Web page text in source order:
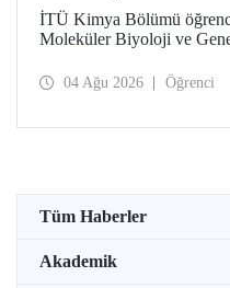
İTÜ Kimya Bölümü
Moleküler Biyoloji ve
Etkinliklere Katılım
04 Ağu 2026 Öğrenci
Tüm Haberler
Akademik